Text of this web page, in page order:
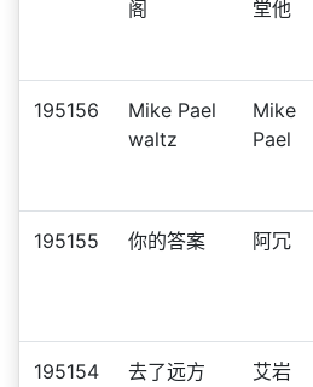
阁
堂他
195156
Mike Pael
waltz
Mike
Pael
195155 你的答案 阿冗
195154
去了远方
艾岩